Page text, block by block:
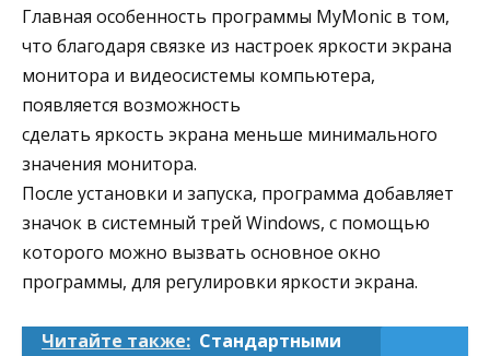
Главная особенность программы MyMonic в том,
что благодаря связке из настроек яркости экрана
монитора и видеосистемы компьютера,
появляется возможность
сделать яркость экрана меньше минимального
значения монитора.
После установки и запуска, программа добавляет
значок в системный трей Windows, с помощью
которого можно вызвать основное окно
программы, для регулировки яркости экрана.
Читайте также: Стандартными